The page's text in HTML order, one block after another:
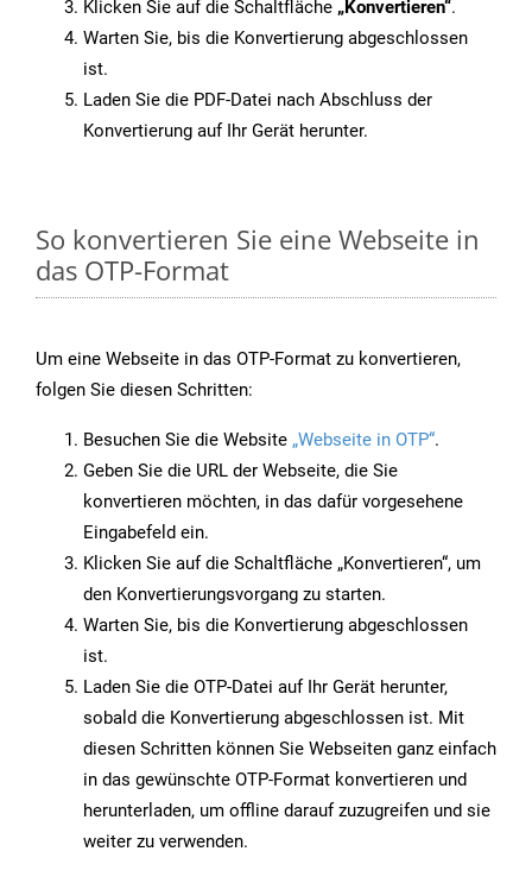
Klicken Sie auf die Schaltfläche „Konvertieren“.
Warten Sie, bis die Konvertierung abgeschlossen
ist.
Laden Sie die PDF-Datei nach Abschluss der
Konvertierung auf Ihr Gerät herunter.
So konvertieren Sie eine Webseite in
das OTP-Format
Um eine Webseite in das OTP-Format zu konvertieren,
folgen Sie diesen Schritten:
Besuchen Sie die Website „Webseite in OTP“.
Geben Sie die URL der Webseite, die Sie
konvertieren möchten, in das dafür vorgesehene
Eingabefeld ein.
Klicken Sie auf die Schaltfläche „Konvertieren“, um
den Konvertierungsvorgang zu starten.
Warten Sie, bis die Konvertierung abgeschlossen
ist.
Laden Sie die OTP-Datei auf Ihr Gerät herunter,
sobald die Konvertierung abgeschlossen ist. Mit
diesen Schritten können Sie Webseiten ganz einfach
in das gewünschte OTP-Format konvertieren und
herunterladen, um offline darauf zuzugreifen und sie
weiter zu verwenden.